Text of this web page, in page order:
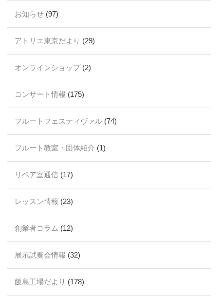
お知らせ (97)
アトリエ東京だより (29)
オンラインショップ(2)
コンサート情報 (175)
フルートフェスティヴァル (74)
フルート教室・団体紹介 (1)
リペア室通信 (17)
レッスン情報 (23)
創業者コラム (12)
展示試奏会情報 (32)
飯島工場だより (178)